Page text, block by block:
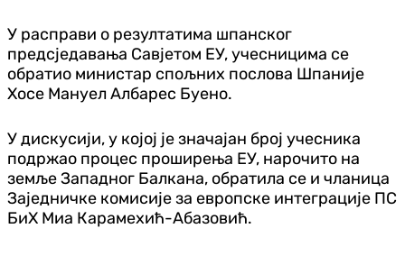
У расправи о резултатима шпанског
предсједавања Савјетом ЕУ, учесницима се
обратио министар спољних послова Шпаније
Хосе Мануел Албарес Буено.
У дискусији, у којој је значајан број учесника
подржао процес проширења ЕУ, нарочито на
земље Западног Балкана, обратила се и чланица
Заједничке комисије за европске интеграције ПС
БиХ Миа Карамехић-Абазовић.